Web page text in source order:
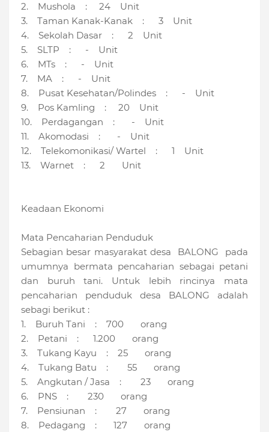
2. Mushola : 24 Unit
3. Taman Kanak-Kanak : 3 Unit
4. Sekolah Dasar : 2 Unit
5. SLTP : - Unit
6. MTs : - Unit
7. MA : - Unit
8. Pusat Kesehatan/Polindes : - Unit
9. Pos Kamling : 20 Unit
10. Perdagangan : - Unit
11. Akomodasi : - Unit
12. Telekomonikasi/ Wartel : 1 Unit
13. Warnet : 2 Unit
Keadaan Ekonomi
Mata Pencaharian Penduduk
Sebagian besar masyarakat desa BALONG pada
umumnya bermata pencaharian sebagai petani
dan buruh tani. Untuk lebih rincinya mata
pencaharian penduduk desa BALONG adalah
sebagi berikut :
1. Buruh Tani : 700 orang
2. Petani : 1.200 orang
3. Tukang Kayu : 25 orang
4. Tukang Batu : 55 orang
5. Angkutan / Jasa : 23 orang
6. PNS : 230 orang
7. Pensiunan : 27 orang
8. Pedagang : 127 orang